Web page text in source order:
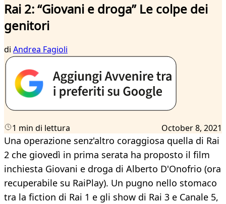
Rai 2: “Giovani e droga” Le colpe dei
genitori
di Andrea Fagioli
1 min di lettura October 8, 2021
Una operazione senz'altro coraggiosa quella di Rai
2 che giovedì in prima serata ha proposto il film
inchiesta Giovani e droga di Alberto D'Onofrio (ora
recuperabile su RaiPlay). Un pugno nello stomaco
tra la fiction di Rai 1 e gli show di Rai 3 e Canale 5,